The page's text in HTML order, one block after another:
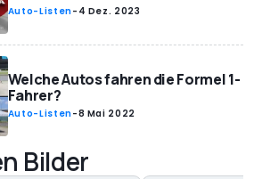
Auto-Listen- 4 Dez. 2023
Welche Autos fahren die Formel 1-
Fahrer?
Auto-Listen-8 Mai 2022
Bilder